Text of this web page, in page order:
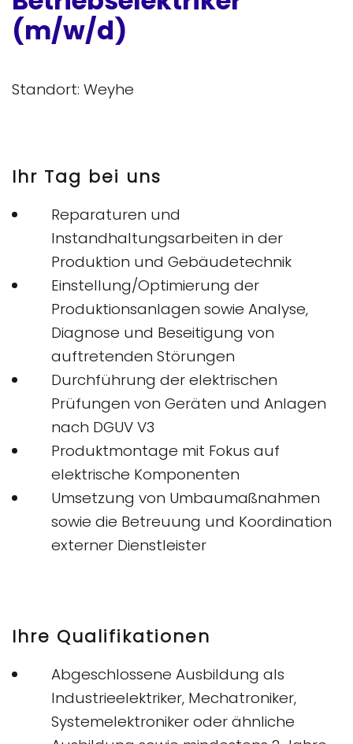
(m/w/d)
Standort: Weyhe
Ihr Tag bei uns
Reparaturen und
Instandhaltungsarbeiten in der
Produktion und Gebäudetechnik
Einstellung/Optimierung der
Produktionsanlagen sowie Analyse,
Diagnose und Beseitigung von
auftretenden Störungen
Durchführung der elektrischen
Prüfungen von Geräten und Anlagen
nach DGUV V3
Produktmontage mit Fokus auf
elektrische Komponenten
Umsetzung von Umbaumaßnahmen
sowie die Betreuung und Koordination
externer Dienstleister
Ihre Qualifikationen
Abgeschlossene Ausbildung als
Industrieelektriker, Mechatroniker,
Systemelektroniker oder ähnliche